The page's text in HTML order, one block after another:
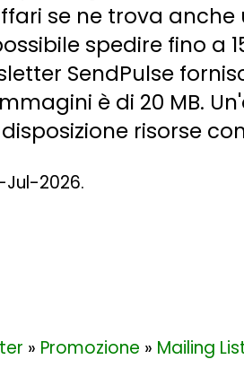
se ne trova
spedire fino a
SendPulse
è di 20 MB.
risorse
2026.
» Promozione » Mailing